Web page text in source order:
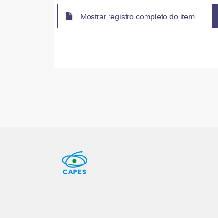
Mostrar registro completo do item